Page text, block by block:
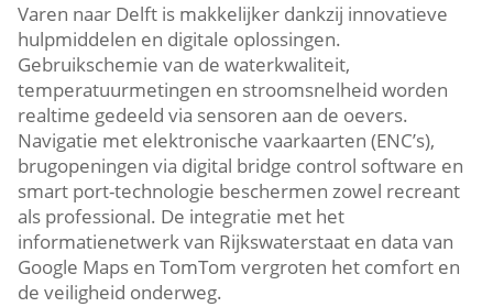
Varen naar Delft is makkelijker dankzij innovatieve
hulpmiddelen en digitale oplossingen.​
Gebruikschemie van de waterkwaliteit,
temperatuurmetingen en stroomsnelheid worden
realtime gedeeld via sensoren aan de oevers.​
Navigatie met elektronische vaarkaarten (ENC’s),
brugopeningen via digital bridge control software en
smart port-technologie beschermen zowel recreant
als professional.​ De integratie met het
informatienetwerk van Rijkswaterstaat en data van
Google Maps en TomTom vergroten het comfort en
de veiligheid onderweg.​